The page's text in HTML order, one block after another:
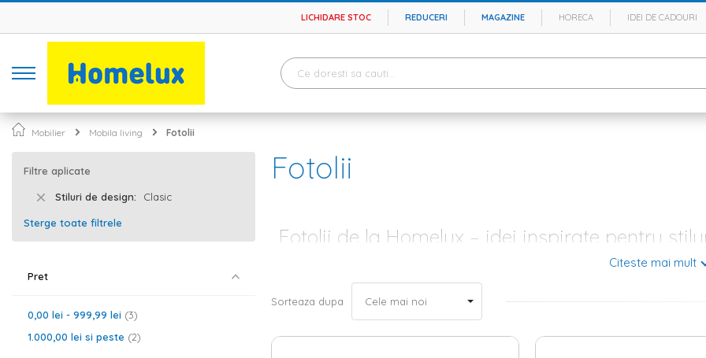
LICHIDARE STOC REDUCERI MAGAZINE HORECA IDEI DE CADOURI
Mobilier Mobila living Fotolii
Fotolii
Fotolii de la Homelux – idei inspirate pentru
Livingul este cel mai important spatiu din casa ta, fiind locul in care te relaxezi dupa
unde se aduna intrega familie si unde iti primesti musafirii. Din acest motiv, acest
tocmai usoara. Homelux iti vine in ajutor cu inspiratia potrivita pentru
gasesti biblioteci,
, dar si fotolii pentru
poti alege modelele potrivite in functie de culoare si dimensiuni, asa ca arunca o
Fotolii clasice pentru livingul tau primitor
Citeste mai mult
Sorteaza dupa
Filtre aplicate
Stiluri de design Clasic
Sterge toate filtrele
Pret
0,00 lei - 999,99 lei
3
1.000,00 lei si peste 2